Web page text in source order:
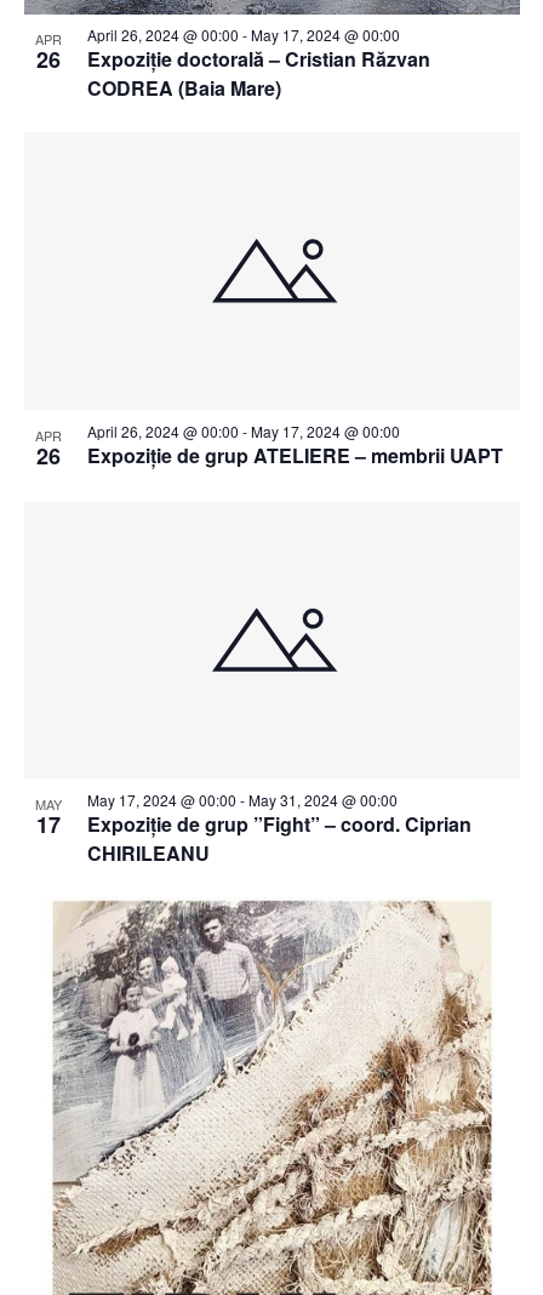
APR
26
Expoziție doctorală – Cristian Răzvan
CODREA (Baia Mare)
April 26, 2024 @ 00:00 -May 17, 2024 @ 00:00
APR
26 Expoziție de grup ATELIERE – membrii UAPT
April 26, 2024 @ 00:00 -May 17, 2024 @ 00:00
MAY
17
Expoziție de grup ”Fight” – coord. Ciprian
CHIRILEANU
May 17, 2024 @ 00:00 -May 31, 2024 @ 00:00